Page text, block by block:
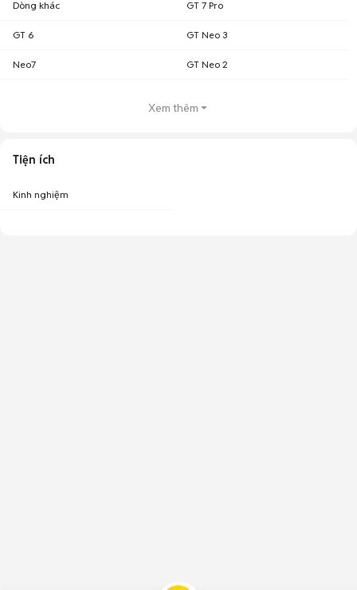
Dòng khác GT 7 Pro
GT 6 GT Neo 3
Neo7 GT Neo 2
Xem thêm
Tiện ích
Kinh nghiệm